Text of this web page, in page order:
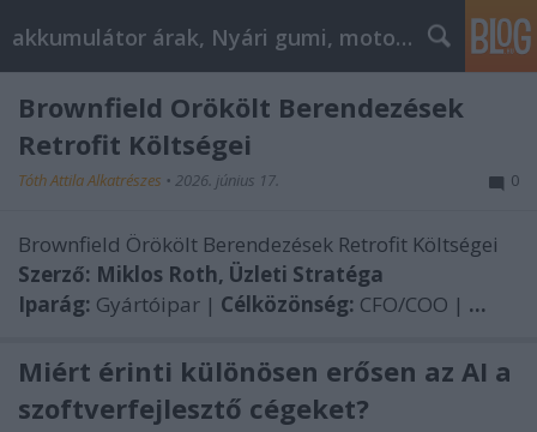
akkumulátor árak, Nyári gumi, motorolaj
Brownfield Örökölt Berendezések
Retrofit Költségei
Tóth Attila Alkatrészes • 2026. június 17. 0
Brownfield Örökölt Berendezések Retrofit Költségei
Szerző: Miklos Roth, Üzleti Stratéga
Iparág: Gyártóipar | Célközönség: CFO/COO | ...
Miért érinti különösen erősen az AI a
szoftverfejlesztő cégeket?